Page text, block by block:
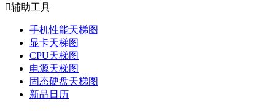
辅助工具
手机性能天梯图
显卡天梯图
CPU天梯图
电源天梯图
固态硬盘天梯图
新品日历